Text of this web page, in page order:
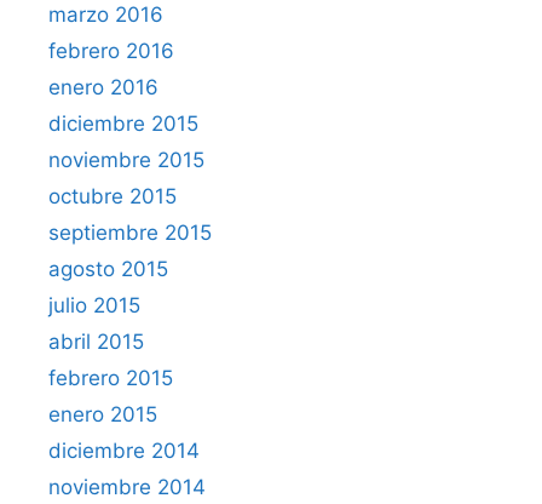
marzo 2016
febrero 2016
enero 2016
diciembre 2015
noviembre 2015
octubre 2015
septiembre 2015
agosto 2015
julio 2015
abril 2015
febrero 2015
enero 2015
diciembre 2014
noviembre 2014